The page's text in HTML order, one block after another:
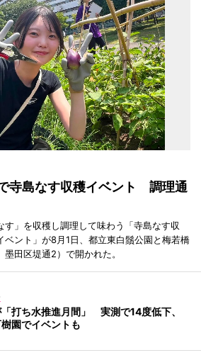
寺島なす収穫イベント 調理通
す」を収穫し調理して味わう「寺島なす収
ベント」が8月1日、都立東白鬚公園と梅若橋
田区堤通2）で開かれた。
打ち水推進月間」 実測で14度低下、
園でイベントも